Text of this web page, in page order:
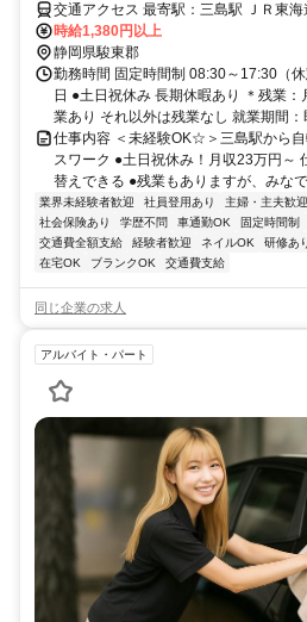
交通アクセス 最寄駅：三島駅 ＪＲ東海道本線(熱海－米原) 三島駅 車
6分 車通勤可能 ●無料駐車場をご利用
時給1,380円以上
静岡県駿東郡
勤務時間 固定時間制 08:30～17:30（
日 ●土日祝休み 長期休暇あり ＊残業
業あり それ以外は残業なし 就業期間：
仕事内容 ＜未経験OK☆＞三島駅から
スワーク ●土日祝休み！月収23万円～
替えできる ●残業もありますが、みな
業界未経験者歓迎 社員登用あり 主婦・主夫歓迎
社会保険あり
学歴不問 車通勤OK 固定時間制
交通費全額支給
経験者歓迎 ネイルOK 研修あ
在宅OK
ブランクOK 交通費支給
同じ企業の求人
アルバイト・パート